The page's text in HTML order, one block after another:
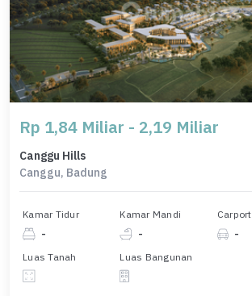
Rp 1,84 Miliar - 2,19 Miliar
Canggu Hills
Canggu, Badung
Kamar Tidur
-
Kamar Mandi
-
Carport
-
Luas Tanah Luas Bangunan